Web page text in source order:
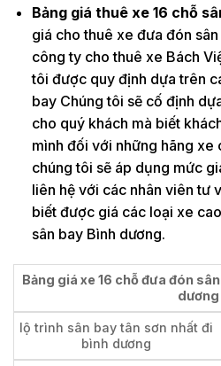
Bảng giá thuê xe 16 chỗ
giá cho thuê xe đưa đón
công ty cho thuê xe Bách
tôi được quy định dựa trên
bay Chúng tôi sẽ cố định
cho quý khách mà biết
mình đối với những hãng xe
chúng tôi sẽ áp dụng mức
liên hệ với các nhân viên tư
biết được giá các loại xe
sân bay Bình dương.
Bảng giá xe 16 chỗ đưa đón
dương
lộ trình sân bay tân sơn nhất đi
bình dương